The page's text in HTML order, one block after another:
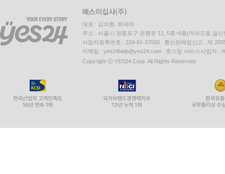
대표 : 김석환, 최세라
주소 : 서울시 영등포구 은행로 11, 5층~6층(여의도동,일신
사업자등록번호 : 229-81-37000 통신판매업신고 : 제
이메일 : yes24help@yes24.com 호스팅 서비스사업자 :
Copyright ⓒ YES24 Corp. All Rights Reserved.